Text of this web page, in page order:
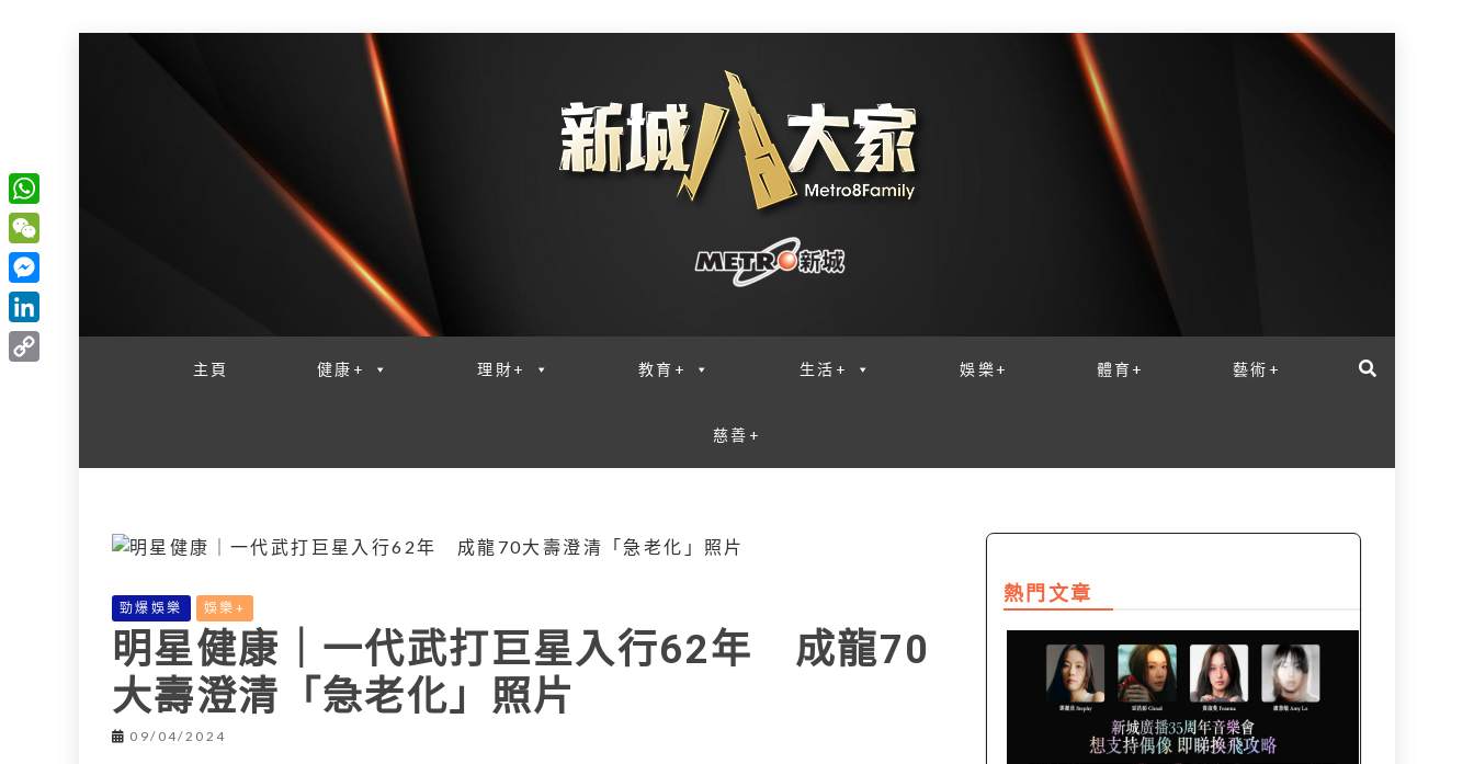
主頁 健康+ 理財+ 教育+ 生活+ 娛樂+ 體育+ 藝術+
慈善+
勁爆娛樂 娛樂+
明星健康｜一代武打巨星入行62年 成龍70
大壽澄清「急老化」照片
09/04/2024
熱門文章
W
h
a
t
s
W
e
C
h
M
e
s
L
i